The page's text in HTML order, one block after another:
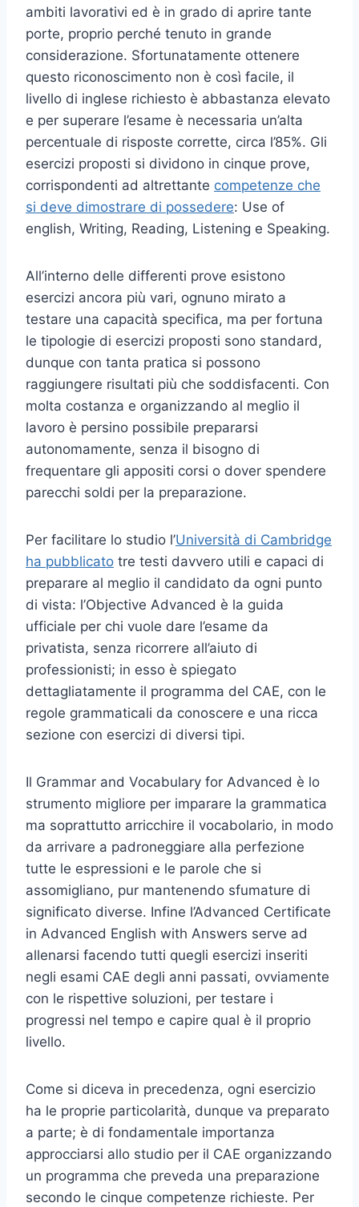
ambiti lavorativi ed è in grado di aprire tante
porte, proprio perché tenuto in grande
considerazione. Sfortunatamente ottenere
questo riconoscimento non è così facile, il
livello di inglese richiesto è abbastanza elevato
e per superare l’esame è necessaria un’alta
percentuale di risposte corrette, circa l’85%. Gli
esercizi proposti si dividono in cinque prove,
corrispondenti ad altrettante competenze che
si deve dimostrare di possedere: Use of
english, Writing, Reading, Listening e Speaking.
All’interno delle differenti prove esistono
esercizi ancora più vari, ognuno mirato a
testare una capacità specifica, ma per fortuna
le tipologie di esercizi proposti sono standard,
dunque con tanta pratica si possono
raggiungere risultati più che soddisfacenti. Con
molta costanza e organizzando al meglio il
lavoro è persino possibile prepararsi
autonomamente, senza il bisogno di
frequentare gli appositi corsi o dover spendere
parecchi soldi per la preparazione.
Per facilitare lo studio l’Università di Cambridge
ha pubblicato tre testi davvero utili e capaci di
preparare al meglio il candidato da ogni punto
di vista: l’Objective Advanced è la guida
ufficiale per chi vuole dare l’esame da
privatista, senza ricorrere all’aiuto di
professionisti; in esso è spiegato
dettagliatamente il programma del CAE, con le
regole grammaticali da conoscere e una ricca
sezione con esercizi di diversi tipi.
Il Grammar and Vocabulary for Advanced è lo
strumento migliore per imparare la grammatica
ma soprattutto arricchire il vocabolario, in modo
da arrivare a padroneggiare alla perfezione
tutte le espressioni e le parole che si
assomigliano, pur mantenendo sfumature di
significato diverse. Infine l’Advanced Certificate
in Advanced English with Answers serve ad
allenarsi facendo tutti quegli esercizi inseriti
negli esami CAE degli anni passati, ovviamente
con le rispettive soluzioni, per testare i
progressi nel tempo e capire qual è il proprio
livello.
Come si diceva in precedenza, ogni esercizio
ha le proprie particolarità, dunque va preparato
a parte; è di fondamentale importanza
approcciarsi allo studio per il CAE organizzando
un programma che preveda una preparazione
secondo le cinque competenze richieste. Per